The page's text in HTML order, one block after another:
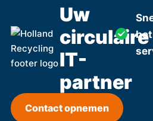
Uw
circulaire
IT-
partner
Contact opnemen